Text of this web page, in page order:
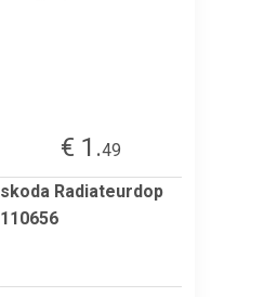
€ 1.49
skoda Radiateurdop
110656